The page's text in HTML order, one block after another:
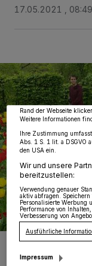
17.05.2021 ,
Von links:
Gelände des
-
wie Browserdaten oder
Partner verarbeiten
Zwecke. Wenn Tracker
möglicherweise nicht
wieder aufrufen, um Ihre
widerrufen, indem Sie
Rand der Webseite
Weitere Informationen
Ihre Zustimmung
Abs. 1 S. 1 lit. a DSGVO
den USA ein.
Wir und unsere
bereitzustellen:
Verwendung genauer
aktiv abfragen.
Personalisierte Werbung
Performance von
Verbesserung von
Ausführliche
Impressum